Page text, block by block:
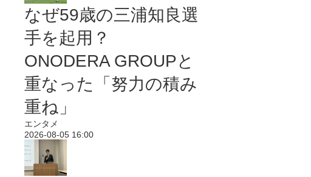
なぜ59歳の三浦知良選
手を起用？
ONODERA GROUPと
重なった「努力の積み
重ね」
エンタメ
2026-08-05 16:00